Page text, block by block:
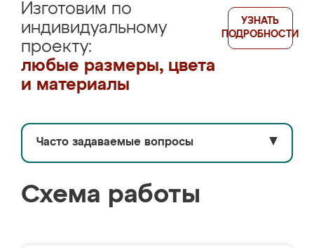
Изготовим по
индивидуальному
проекту:
любые размеры, цвета
и материалы
УЗНАТЬ
ПОДРОБНОСТИ
Часто задаваемые вопросы ▼
Схема работы